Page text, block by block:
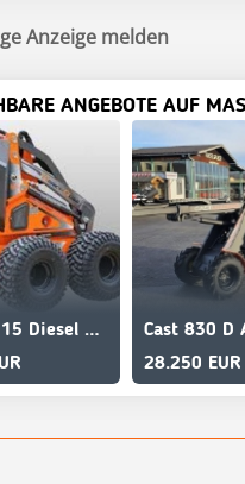
Anzeige melden
ANGEBOTE AUF
Cast SSQ 15 Diesel Mini Lader
28.250 EUR